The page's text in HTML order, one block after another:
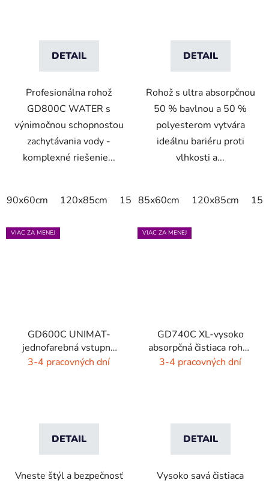
DETAIL
Profesionálna rohož
GD800C WATER s
výnimočnou schopnosťou
zachytávania vody -
komplexné riešenie...
90x60cm 120x85cm 150x85cm 175x115cm
DETAIL
Rohož s ultra absorpčnou
50 % bavlnou a 50 %
polyesterom vytvára
ideálnu bariéru proti
vlhkosti a...
85x60cm 120x85cm
VIAC ZA MENEJ
GD600C UNIMAT-
jednofarebná vstupná
rohož- žiarivé farby
3-4 pracovných dní
DETAIL
Vneste štýl a bezpečnosť
VIAC ZA MENEJ
GD740C XL-vysoko
absorpčná čistiaca rohož
- 4 farby
3-4 pracovných dní
DETAIL
Vysoko savá čistiaca